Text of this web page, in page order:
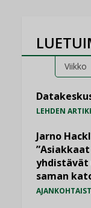
Viikko
LEHDEN
Jarno
yhdistävät
saman